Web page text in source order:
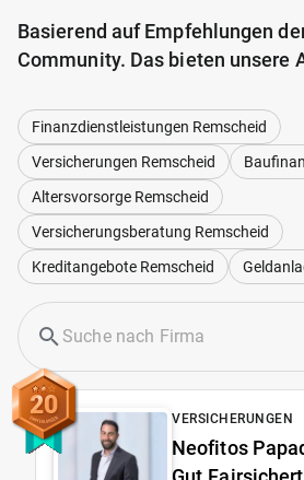
Basierend auf Empfehlungen
Community. Das bieten unsere
Finanzdienstleistungen Remscheid
Versicherungen Remscheid
Altersvorsorge Remscheid
Versicherungsberatung Remscheid
Kreditangebote Remscheid
20 VERSICHERUNGEN
Neofitos